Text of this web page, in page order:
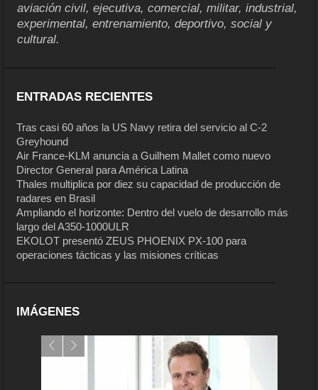
aviación civil, ejecutiva, comercial, militar, industrial,
experimental, entrenamiento, deportivo, social y
cultural.
ENTRADAS RECIENTES
Tras casi 60 años la US Navy retira del servicio al C-2
Greyhound
Air France-KLM anuncia a Guilhem Mallet como nuevo
Director General para América Latina
Thales multiplica por diez su capacidad de producción de
radares en Brasil
Ampliando el horizonte: Dentro del vuelo de desarrollo más
largo del A350-1000ULR
EKOLOT presentó ZEUS PHOENIX PX-100 para
operaciones tácticas y las misiones críticas
IMÁGENES